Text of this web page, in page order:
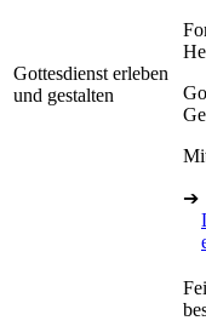
Gottesdienst erleben
und gestalten
➔